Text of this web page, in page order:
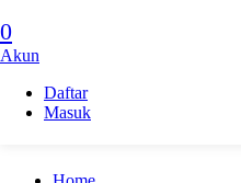
0
Akun
Daftar
Masuk